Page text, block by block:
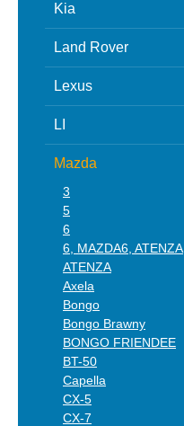
Kia
Land Rover
Lexus
LI
Mazda
3
5
6
6, MAZDA6, ATENZA
ATENZA
Axela
Bongo
Bongo Brawny
BONGO FRIENDEE
BT-50
Capella
CX-5
CX-7